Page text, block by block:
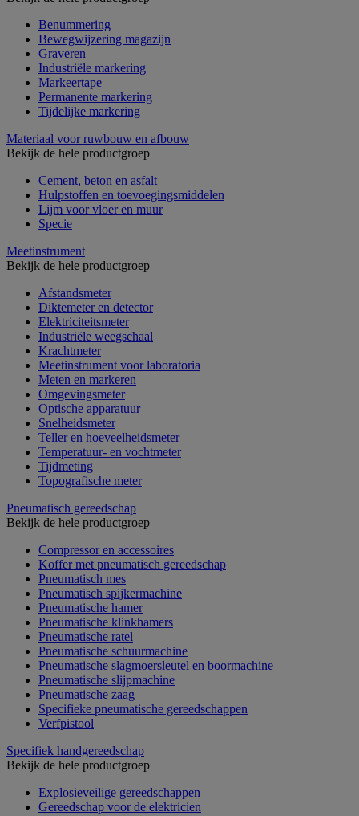
Benummering
Bewegwijzering magazijn
Graveren
Industriële markering
Markeertape
Permanente markering
Tijdelijke markering
Materiaal voor ruwbouw en afbouw
Bekijk de hele productgroep
Cement, beton en asfalt
Hulpstoffen en toevoegingsmiddelen
Lijm voor vloer en muur
Specie
Meetinstrument
Bekijk de hele productgroep
Afstandsmeter
Diktemeter en detector
Elektriciteitsmeter
Industriële weegschaal
Krachtmeter
Meetinstrument voor laboratoria
Meten en markeren
Omgevingsmeter
Optische apparatuur
Snelheidsmeter
Teller en hoeveelheidsmeter
Temperatuur- en vochtmeter
Tijdmeting
Topografische meter
Pneumatisch gereedschap
Bekijk de hele productgroep
Compressor en accessoires
Koffer met pneumatisch gereedschap
Pneumatisch mes
Pneumatisch spijkermachine
Pneumatische hamer
Pneumatische klinkhamers
Pneumatische ratel
Pneumatische schuurmachine
Pneumatische slagmoersleutel en boormachine
Pneumatische slijpmachine
Pneumatische zaag
Specifieke pneumatische gereedschappen
Verfpistool
Specifiek handgereedschap
Bekijk de hele productgroep
Explosieveilige gereedschappen
Gereedschap voor de elektricien